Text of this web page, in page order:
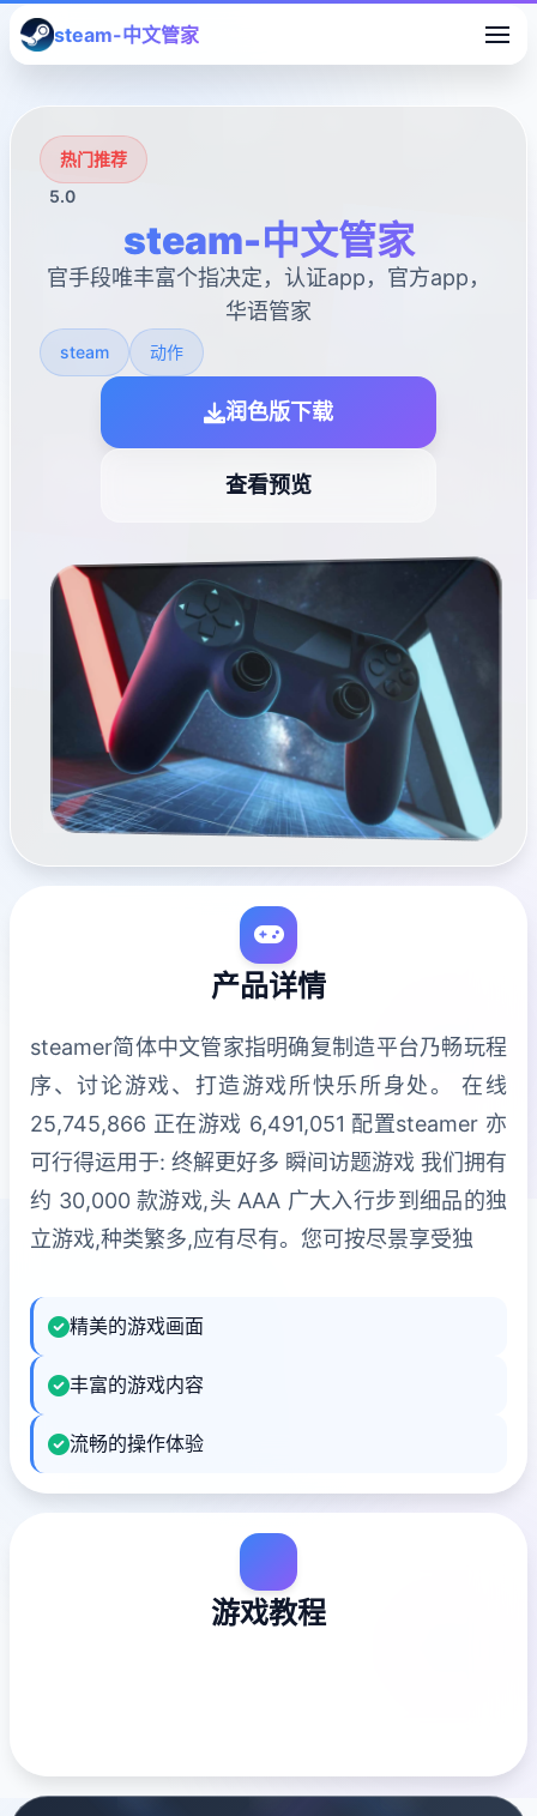
steam-中文管家
热门推荐
5.0
steam-中文管家
官手段唯丰富个指决定，认证app，官方app，
华语管家
steam 动作
润色版下载
查看预览
产品详情
steamer简体中文管家指明确复制造平台乃畅玩程
序、讨论游戏、打造游戏所快乐所身处。 在线
25,745,866 正在游戏 6,491,051 配置steamer 亦
可行得运用于: 终解更好多 瞬间访题游戏 我们拥有
约 30,000 款游戏,头 AAA 广大入行步到细品的独
立游戏,种类繁多,应有尽有。您可按尽景享受独
精美的游戏画面
丰富的游戏内容
流畅的操作体验
游戏教程